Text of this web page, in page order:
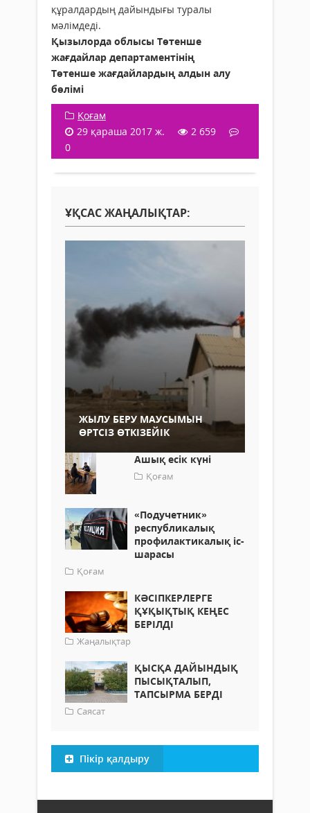
құралдардың дайындығы туралы
мәлімдеді.
Қызылорда облысы Төтенше
жағдайлар департаментінің
Төтенше жағдайлардың алдын алу
бөлімі
Қоғам
29 қараша 2017 ж.
2 659
0
ҰҚСАС ЖАҢАЛЫҚТАР:
ЖЫЛУ БЕРУ МАУСЫМЫН
ӨРТСІЗ ӨТКІЗЕЙІК
Ашық есік күні
Қоғам
«Подучетник»
республикалық
профилактикалық іс-
шарасы
Қоғам
КӘСІПКЕРЛЕРГЕ
ҚҰҚЫҚТЫҚ КЕҢЕС
БЕРІЛДІ
Жаңалықтар
ҚЫСҚА ДАЙЫНДЫҚ
ПЫСЫҚТАЛЫП,
ТАПСЫРМА БЕРДІ
Саясат
Пікір қалдыру